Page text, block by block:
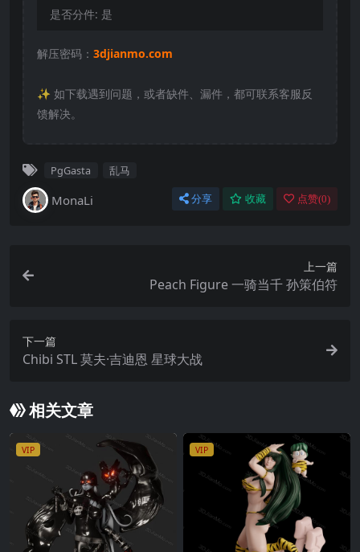
是否分件: 是
解压密码： 3djianmo.com
✨️ 如下载遇到问题，或者缺件、漏件，都可联系客服反
馈解决。
PgGasta 乱马
MonaLi 分享 收藏 点赞(0)
上一篇
Peach Figure 一骑当千 孙策伯符
下一篇
Chibi STL 莫夫·吉迪恩 星球大战
相关文章
VIP VIP